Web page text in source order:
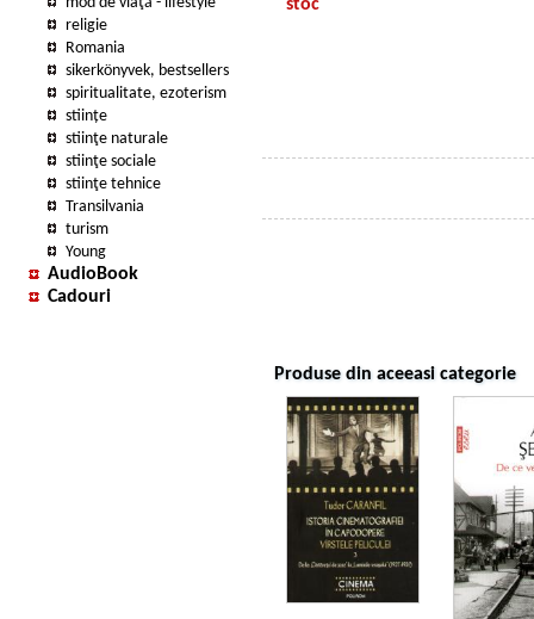
religie
Romania
sikerkönyvek, bestsellers
spiritualitate, ezoterism
stiințe
stiinţe naturale
stiinţe sociale
stiinţe tehnice
Transilvania
turism
Young
AudioBook
Cadouri
Produse din aceeasi categorie